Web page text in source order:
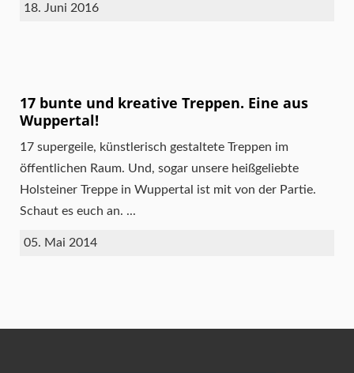
18. Juni 2016
17 bunte und kreative Treppen. Eine aus
Wuppertal!
17 supergeile, künstlerisch gestaltete Treppen im
öffentlichen Raum. Und, sogar unsere heißgeliebte
Holsteiner Treppe in Wuppertal ist mit von der Partie.
Schaut es euch an. ...
05. Mai 2014